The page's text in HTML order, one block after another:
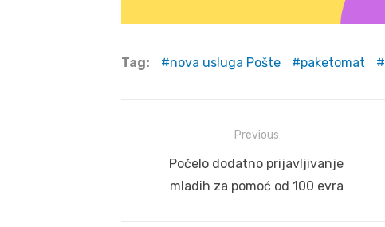
Tag: nova usluga Pošte paketomat
navigation
Previous
Previous
post:
Počelo dodatno prijavljivanje
mladih za pomoć od 100 evra